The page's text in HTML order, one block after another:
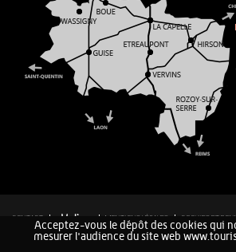
CONTACT MENTIONS LÉGALES
COOKIES ET
PLAN DU SITE
Acceptez-vous le dépôt des cookies qui
mesurer l'audience du site web